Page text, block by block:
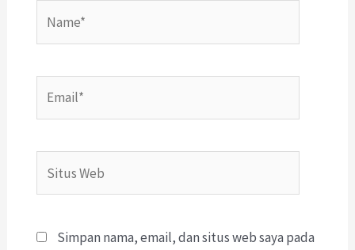
Web
Simpan nama, email, dan situs web saya pada